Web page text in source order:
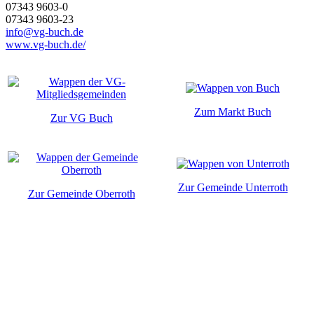
07343 9603-0
07343 9603-23
info@vg-buch.de
www.vg-buch.de/
Zur VG Buch
Zum Markt Buch
Zur Gemeinde Oberroth
Zur Gemeinde Unterroth